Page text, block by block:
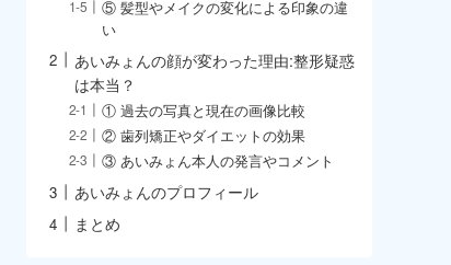
⑤ 髪型やメイクの変化による印象の違
い
あいみょんの顔が変わった理由:整形疑惑
は本当？
① 過去の写真と現在の画像比較
② 歯列矯正やダイエットの効果
③ あいみょん本人の発言やコメント
あいみょんのプロフィール
まとめ